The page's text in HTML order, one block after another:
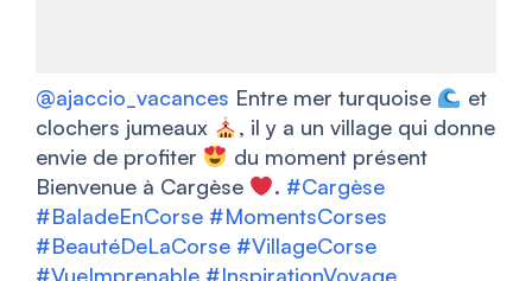
@ajaccio_vacances Entre mer turquoise
et
clochers jumeaux
, il y a un village qui donne
envie de profiter
du moment présent
Bienvenue à Cargèse
. #Cargèse
#BaladeEnCorse #MomentsCorses
#BeautéDeLaCorse #VillageCorse
#VueImprenable #InspirationVoyage